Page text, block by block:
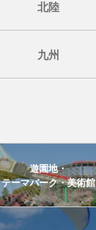
北陸
九州
遊園地・
テーマパーク・美術館